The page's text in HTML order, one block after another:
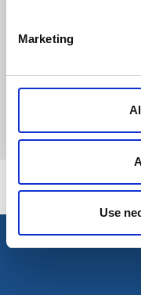
Marketing
Use
Camping
Örby
Natur, bad och